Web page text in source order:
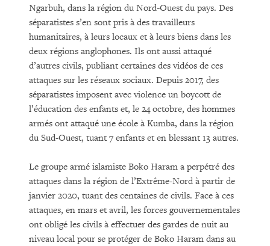
Ngarbuh, dans la région du Nord-Ouest du pays. Des
séparatistes s’en sont pris à des travailleurs
humanitaires, à leurs locaux et à leurs biens dans les
deux régions anglophones. Ils ont aussi attaqué
d’autres civils, publiant certaines des vidéos de ces
attaques sur les réseaux sociaux. Depuis 2017, des
séparatistes imposent avec violence un boycott de
l’éducation des enfants et, le 24 octobre, des hommes
armés ont attaqué une école à Kumba, dans la région
du Sud-Ouest, tuant 7 enfants et en blessant 13 autres.
Le groupe armé islamiste Boko Haram a perpétré des
attaques dans la région de l’Extrême-Nord à partir de
janvier 2020, tuant des centaines de civils. Face à ces
attaques, en mars et avril, les forces gouvernementales
ont obligé les civils à effectuer des gardes de nuit au
niveau local pour se protéger de Boko Haram dans au